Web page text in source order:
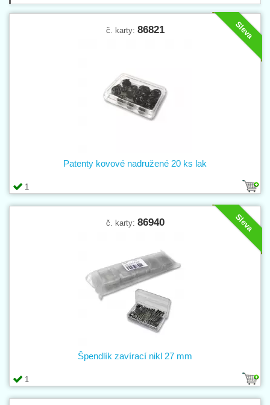
Sleva
č. karty: 86821
1
Patenty kovové nadružené 20 ks lak
Sleva
č. karty: 86940
1
Špendlík zavírací nikl 27 mm